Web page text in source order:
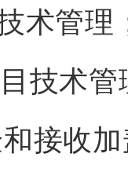
术管理
技术
和接收